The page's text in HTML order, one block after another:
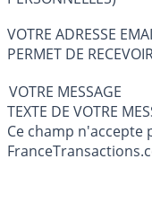
VOTRE ADRESSE
PERMET DE
VOTRE MESSAGE
Ce champ n'accepte